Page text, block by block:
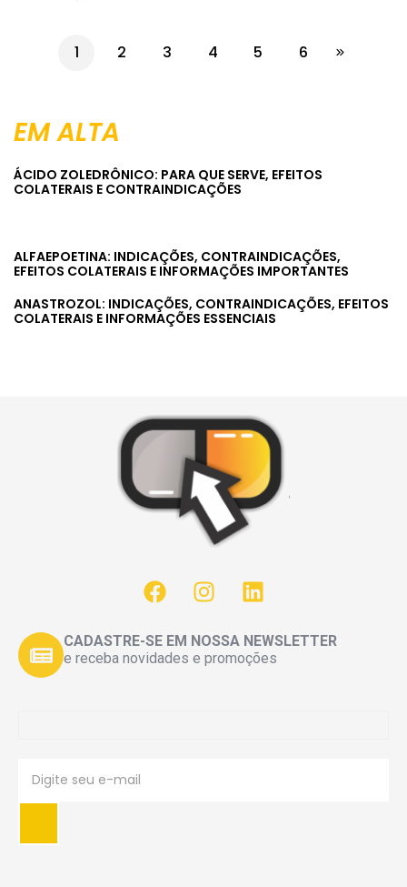
1 2 3 4 5 6
EM ALTA
ÁCIDO ZOLEDRÔNICO: PARA QUE SERVE, EFEITOS
COLATERAIS E CONTRAINDICAÇÕES
ALFAEPOETINA: INDICAÇÕES, CONTRAINDICAÇÕES,
EFEITOS COLATERAIS E INFORMAÇÕES IMPORTANTES
ANASTROZOL: INDICAÇÕES, CONTRAINDICAÇÕES, EFEITOS
COLATERAIS E INFORMAÇÕES ESSENCIAIS
CADASTRE-SE EM NOSSA NEWSLETTER
e receba novidades e promoções